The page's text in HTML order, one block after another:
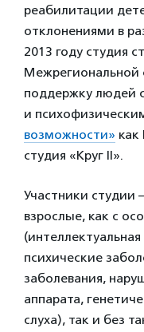
реабилитации
отклонениями в
2013 году студия
Межрегиональной
поддержку людей
и
возможности» как
студия «Круг II».
Участники
взрослые, как с
психические
заболевания,
аппарата,
слуха), так и без